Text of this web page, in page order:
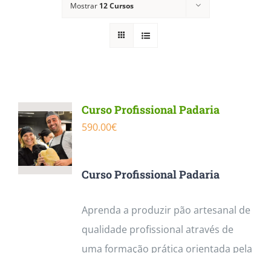
FinanciadoMostrar 12 Cursos
Curso Profissional Padaria
590.00€
Curso Profissional Padaria
Aprenda a produzir pão artesanal de
qualidade profissional através de
uma formação prática orientada pela